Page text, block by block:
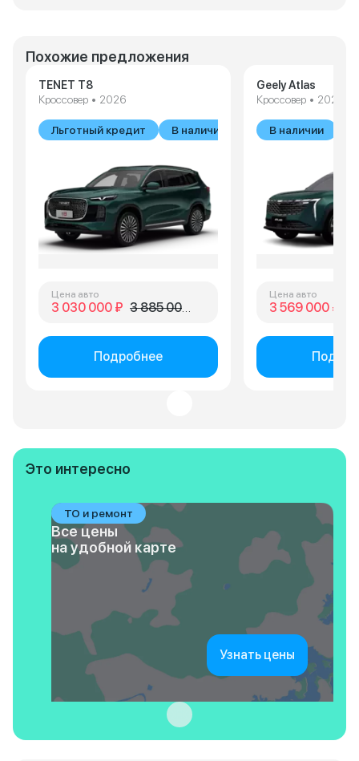
Похожие предложения
TENET T8
Кроссовер • 2026
Льготный кредит В наличии
Цена авто
3 030 000 ₽ 3 885 000 ₽
Подробнее
Geely Atlas
Кроссовер • 2026
В наличии
Цена авто
3 569 000 ₽
Это интересно
ТО и ремонт
Все цены
на удобной карте
Узнать цены